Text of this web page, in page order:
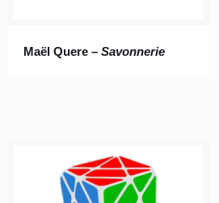
Maël Quere –Savonnerie